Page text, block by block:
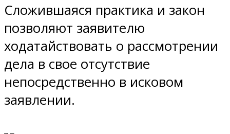
Сложившаяся практика и закон
позволяют заявителю
ходатайствовать о рассмотрении
дела в свое отсутствие
непосредственно в исковом
заявлении.